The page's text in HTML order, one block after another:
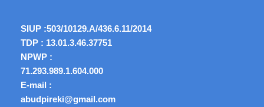
SIUP :503/10129.A/436.6.11/2014
TDP : 13.01.3.46.37751
NPWP :
71.293.989.1.604.000
E-mail :
abudpireki@gmail.com